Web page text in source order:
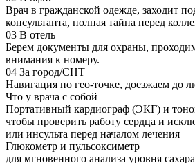
Врач в гражданской одежде, заходит
консультанта, полная тайна перед
03 В отель
Берем документы для охраны,
внимания к номеру.
04 За город/СНТ
Навигация по гео-точке, доезжаем до
Что у врача с собой
Портативный кардиограф (ЭКГ) и
чтобы проверить работу сердца и
или инсульта перед началом лечения
Глюкометр и пульсоксиметр
для мгновенного анализа уровня